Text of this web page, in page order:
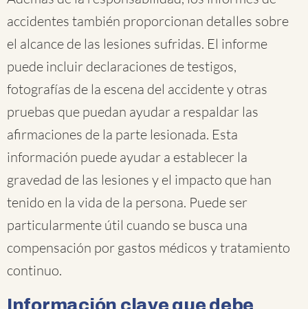
accidentes también proporcionan detalles sobre
el alcance de las lesiones sufridas. El informe
puede incluir declaraciones de testigos,
fotografías de la escena del accidente y otras
pruebas que puedan ayudar a respaldar las
afirmaciones de la parte lesionada. Esta
información puede ayudar a establecer la
gravedad de las lesiones y el impacto que han
tenido en la vida de la persona. Puede ser
particularmente útil cuando se busca una
compensación por gastos médicos y tratamiento
continuo.
Información clave que debe